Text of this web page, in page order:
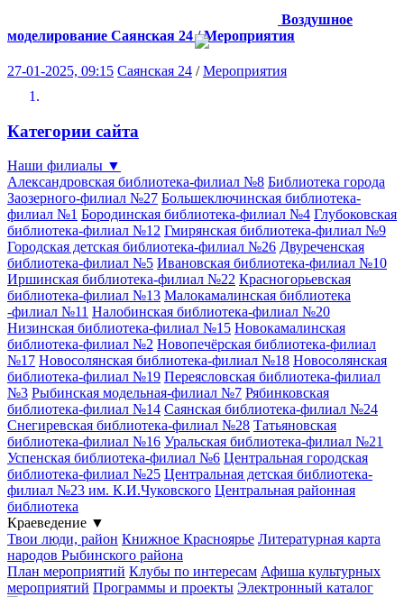
Воздушное
моделирование Саянская 24 / Мероприятия
27-01-2025, 09:15 Саянская 24 /Мероприятия
Категории сайта
Наши филиалы ▼
Александровская библиотека-филиал №8 Библиотека города
Заозерного-филиал №27 Большеключинская библиотека-
филиал №1 Бородинская библиотека-филиал №4 Глубоковская
библиотека-филиал №12 Гмирянская библиотека-филиал №9
Городская детская библиотека-филиал №26 Двуреченская
библиотека-филиал №5 Ивановская библиотека-филиал №10
Иршинская библиотека-филиал №22 Красногорьевская
библиотека-филиал №13 Малокамалинская библиотека
-филиал №11 Налобинская библиотека-филиал №20
Низинская библиотека-филиал №15 Новокамалинская
библиотека-филиал №2 Новопечёрская библиотека-филиал
№17 Новосолянская библиотека-филиал №18 Новосолянская
библиотека-филиал №19 Переясловская библиотека-филиал
№3 Рыбинская модельная-филиал №7 Рябинковская
библиотека-филиал №14 Саянская библиотека-филиал №24
Снегиревская библиотека-филиал №28 Татьяновская
библиотека-филиал №16 Уральская библиотека-филиал №21
Успенская библиотека-филиал №6 Центральная городская
библиотека-филиал №25 Центральная детская библиотека-
филиал №23 им. К.И.Чуковского Центральная районная
библиотека
Краеведение ▼
Твои люди, район Книжное Красноярье Литературная карта
народов Рыбинского района
План мероприятий Клубы по интересам Афиша культурных
мероприятий Программы и проекты Электронный каталог